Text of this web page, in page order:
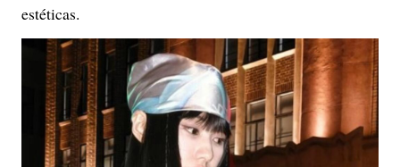
estéticas.